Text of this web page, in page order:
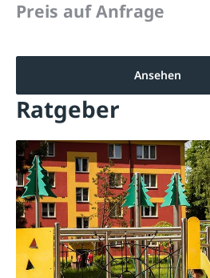
Preis auf Anfrage
Ansehen
Ratgeber